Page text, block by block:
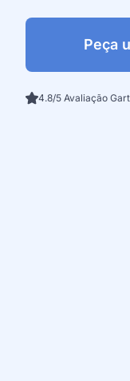
Peça
4.8/5 Avaliação